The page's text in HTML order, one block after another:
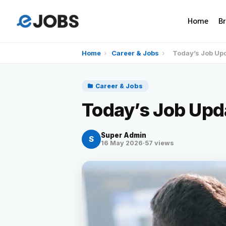
Home
Home › Career & Jobs › Today’s Job
Career & Jobs
Today’s Job
S Super Admin
16 May 2026·57 views